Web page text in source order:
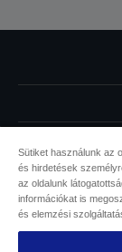
Sütiket használunk az
és hirdetések
az oldalunk
információkat is
és elemzési